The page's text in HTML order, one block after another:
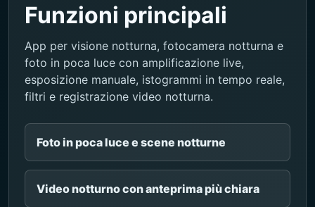
Funzioni principali
App per visione notturna, fotocamera notturna e
foto in poca luce con amplificazione live,
esposizione manuale, istogrammi in tempo reale,
filtri e registrazione video notturna.
Foto in poca luce e scene notturne
Video notturno con anteprima più chiara